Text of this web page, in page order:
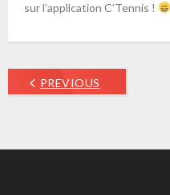
sur l’application C’Tennis !
PREVIOUS